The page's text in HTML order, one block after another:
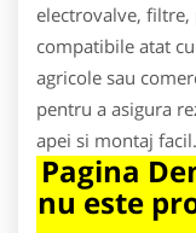
electrovalve,
compatibile atat
agricole sau
pentru a asigura
apei si montaj facil.
Pagina
nu este